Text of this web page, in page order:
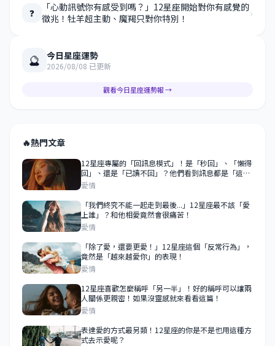
❓
「心動訊號你有感受到嗎？」12星座開始對你有感覺的
徵兆！牡羊超主動、魔羯只對你特別！
›
🔮 今日星座運勢
2026/08/08 已更新
觀看今日星座運勢報 →
🔥熱門文章
12星座專屬的「回訊息模式」！是「秒回」、「懶得
回」、還是「已讀不回」？他們看到訊息都是「這樣
做」！
愛情
「我們終究不能一起走到最後...」12星座最不該「愛
上誰」？和他相愛竟然會很痛苦！
愛情
「除了愛，還要更愛！」12星座這個「反常行為」，
竟然是「越來越愛你」的表現！
愛情
12星座喜歡怎麼稱呼「另一半」！好的稱呼可以讓兩
人關係更親密！如果沒靈感就來看看這篇！
愛情
表達愛的方式最另類！12星座的你是不是也用這種方
式去示愛呢？